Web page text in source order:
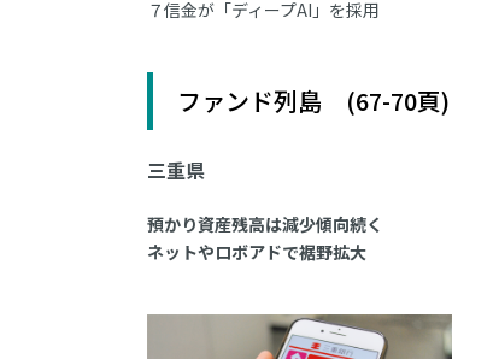
７信金が「ディープAI」を採用
ファンド列島 (67-70頁)
三重県
預かり資産残高は減少傾向続く
ネットやロボアドで裾野拡大